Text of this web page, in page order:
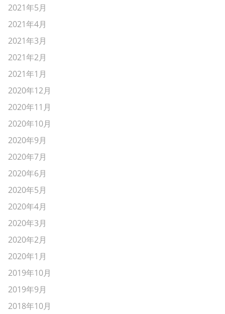
2021年5月
2021年4月
2021年3月
2021年2月
2021年1月
2020年12月
2020年11月
2020年10月
2020年9月
2020年7月
2020年6月
2020年5月
2020年4月
2020年3月
2020年2月
2020年1月
2019年10月
2019年9月
2018年10月